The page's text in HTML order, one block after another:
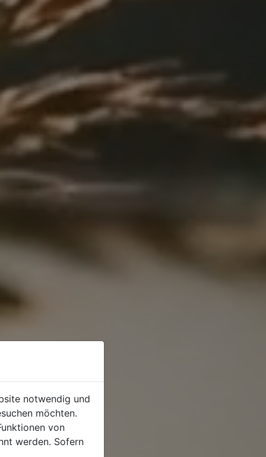
notwendig und
möchten.
von
werden. Sofern